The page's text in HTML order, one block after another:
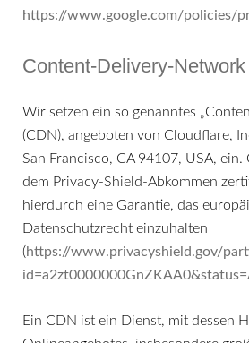
https://www.google.com/policies/
Content-Delivery-
Wir setzen ein so genanntes
(CDN), angeboten von Cloudflare,
San Francisco, CA 94107, USA,
dem Privacy-Shield-Abkommen
hierdurch eine Garantie, das
Datenschutzrecht einzuhalten
(https://www.privacyshield.gov/
Ein CDN ist ein Dienst, mit dessen